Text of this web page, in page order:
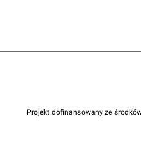
Projekt dofinansowany ze